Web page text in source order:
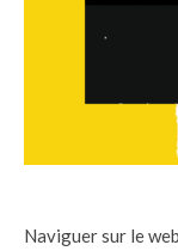
Naviguer sur le